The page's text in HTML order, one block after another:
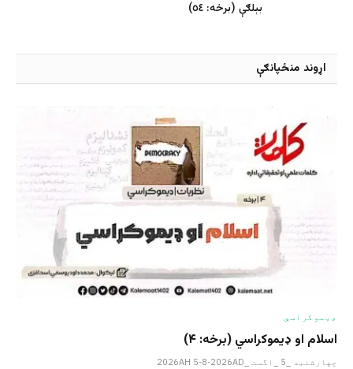
بېلګې (برخه: ٥٤)
اړوند منځپانګې
ډیموکراسي
اسلام او ډیموکراسي (برخه: ۴)
چهارشنبه _5 _اگست _2026AH 5-8-2026AD